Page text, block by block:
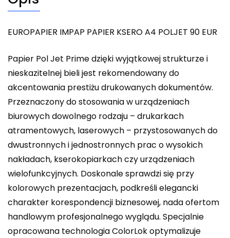
EUROPAPIER IMPAP PAPIER KSERO A4 POLJET 90 EUR
Papier Pol Jet Prime dzięki wyjątkowej strukturze i
nieskazitelnej bieli jest rekomendowany do
akcentowania prestiżu drukowanych dokumentów.
Przeznaczony do stosowania w urządzeniach
biurowych dowolnego rodzaju – drukarkach
atramentowych, laserowych – przystosowanych do
dwustronnych i jednostronnych prac o wysokich
nakładach, kserokopiarkach czy urządzeniach
wielofunkcyjnych. Doskonale sprawdzi się przy
kolorowych prezentacjach, podkreśli elegancki
charakter korespondencji biznesowej, nada ofertom
handlowym profesjonalnego wyglądu. Specjalnie
opracowana technologia ColorLok optymalizuje